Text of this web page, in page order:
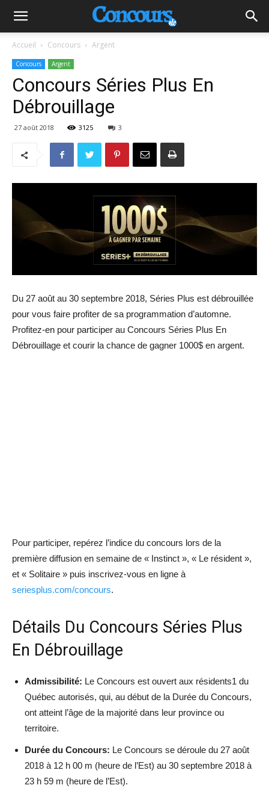
Accueil Concours Argent
Concours Argent
Concours Séries Plus En
Débrouillage
27 août 2018 3125 3
Du 27 août au 30 septembre 2018, Séries Plus est débrouillée
pour vous faire profiter de sa programmation d’automne.
Profitez-en pour participer au Concours Séries Plus En
Débrouillage et courir la chance de gagner 1000$ en argent.
Pour participer, repérez l’indice du concours lors de la
première diffusion en semaine de « Instinct », « Le résident »,
et « Solitaire » puis inscrivez-vous en ligne à
seriesplus.com/concours.
Détails Du Concours Séries Plus
En Débrouillage
Admissibilité: Le Concours est ouvert aux résidents1 du
Québec autorisés, qui, au début de la Durée du Concours,
ont atteint l’âge de la majorité dans leur province ou
territoire.
Durée du Concours: Le Concours se déroule du 27 août
2018 à 12 h 00 m (heure de l’Est) au 30 septembre 2018 à
23 h 59 m (heure de l’Est).